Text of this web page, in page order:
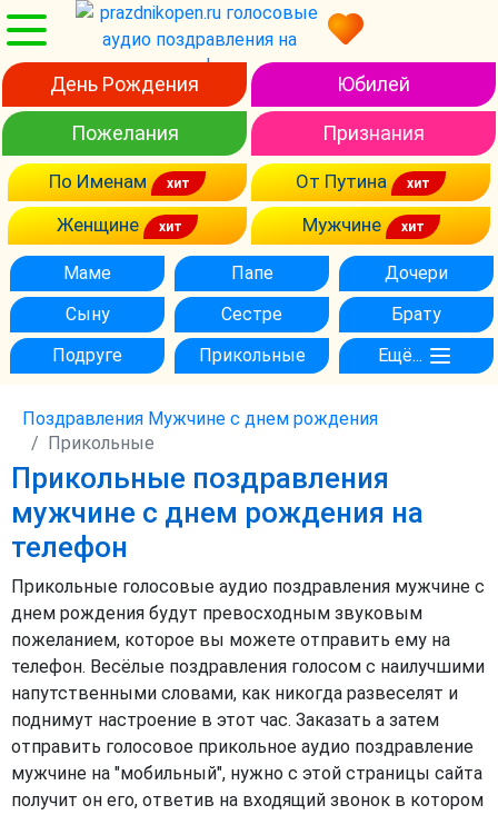
День Рождения Юбилей
Пожелания Признания
По Именам
От Путина
Женщине
Мужчине
Маме Папе
Дочери
Сыну
Сестре
Брату
Подруге
Прикольные Ещё...
Поздравления Мужчине с днем рождения
Прикольные
Прикольные поздравления
мужчине с днем рождения на
телефон
Прикольные голосовые аудио поздравления мужчине с
днем рождения будут превосходным звуковым
пожеланием, которое вы можете отправить ему на
телефон. Весёлые поздравления голосом с наилучшими
напутственными словами, как никогда развеселят и
поднимут настроение в этот час. Заказать а затем
отправить голосовое прикольное аудио поздравление
мужчине на "мобильный", нужно с этой страницы сайта
получит он его, ответив на входящий звонок в котором